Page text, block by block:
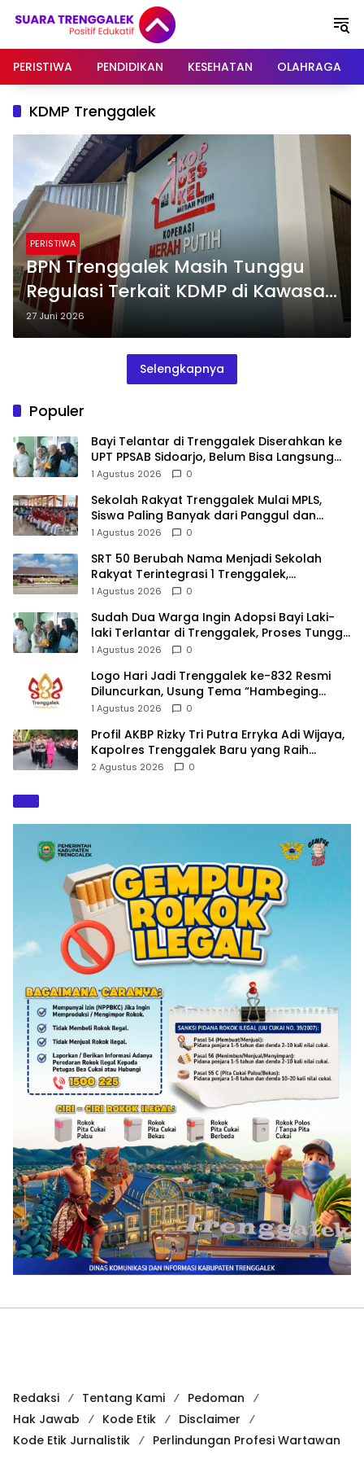
PERISTIWA
PENDIDIKAN KESEHATAN OLAHRAGA
KDMP Trenggalek
PERISTIWA
BPN Trenggalek Masih Tunggu
Regulasi Terkait KDMP di Kawasan
LSD dan LP2B
27 Juni 2026
Selengkapnya
Populer
Bayi Telantar di Trenggalek Diserahkan ke
UPT PPSAB Sidoarjo, Belum Bisa Langsung
Diadopsi
1 Agustus 2026 0
Sekolah Rakyat Trenggalek Mulai MPLS,
Siswa Paling Banyak dari Panggul dan
Gandusari
1 Agustus 2026 0
SRT 50 Berubah Nama Menjadi Sekolah
Rakyat Terintegrasi 1 Trenggalek,
Nomenklatur Berubah
1 Agustus 2026 0
Sudah Dua Warga Ingin Adopsi Bayi Laki-
laki Terlantar di Trenggalek, Proses Tunggu
Hasil Penyelidikan
1 Agustus 2026 0
Logo Hari Jadi Trenggalek ke-832 Resmi
Diluncurkan, Usung Tema “Hambeging
Bumi” Gaungkan Harmoni dengan Alam
1 Agustus 2026 0
Profil AKBP Rizky Tri Putra Erryka Adi Wijaya,
Kapolres Trenggalek Baru yang Raih
Hattrick Pin Emas Kapolri
2 Agustus 2026 0
Redaksi Tentang Kami
Pedoman
Hak Jawab
Kode Etik
Disclaimer
Kode Etik Jurnalistik
Perlindungan Profesi Wartawan